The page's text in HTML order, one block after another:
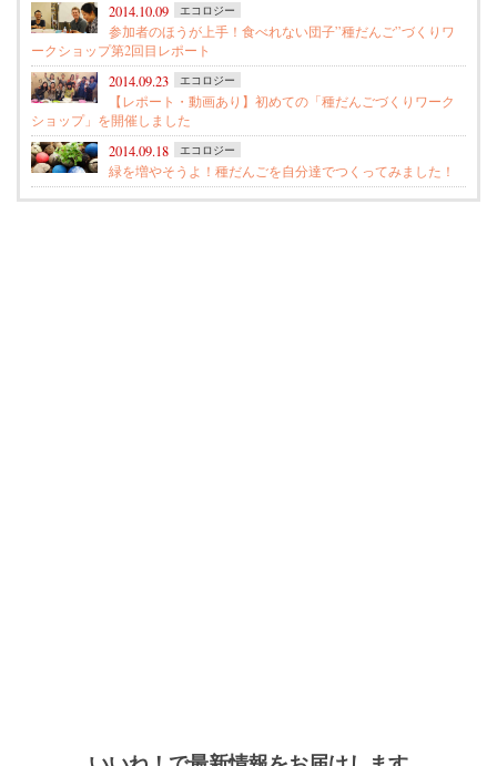
2014.10.09
エコロジー
参加者のほうが上手！食べれない団子”種だんご”づくりワ
ークショップ第2回目レポート
2014.09.23
エコロジー
【レポート・動画あり】初めての「種だんごづくりワーク
ショップ」を開催しました
2014.09.18
エコロジー
緑を増やそうよ！種だんごを自分達でつくってみました！